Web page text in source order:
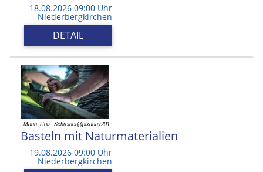
18.08.2026 09:00 Uhr
Niederbergkirchen
DETAIL
Basteln mit Naturmaterialien
19.08.2026 09:00 Uhr
Niederbergkirchen